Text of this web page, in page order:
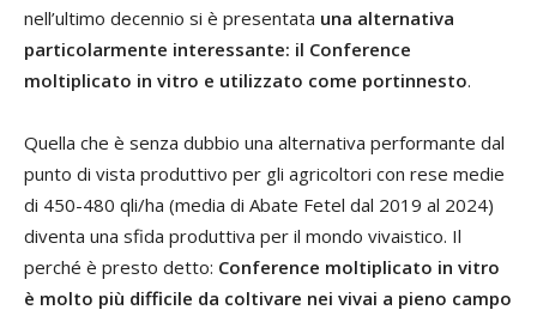
nell’ultimo decennio si è presentata una alternativa
particolarmente interessante: il Conference
moltiplicato in vitro e utilizzato come portinnesto.
Quella che è senza dubbio una alternativa performante dal
punto di vista produttivo per gli agricoltori con rese medie
di 450-480 qli/ha (media di Abate Fetel dal 2019 al 2024)
diventa una sfida produttiva per il mondo vivaistico. Il
perché è presto detto: Conference moltiplicato in vitro
è molto più difficile da coltivare nei vivai a pieno campo